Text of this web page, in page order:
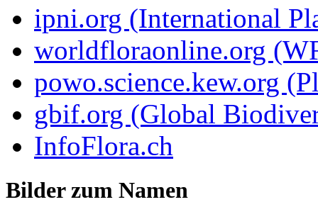
ipni.org (International
worldfloraonline.org
powo.science.kew.org
gbif.org (Global
InfoFlora.ch
Bilder zum Namen